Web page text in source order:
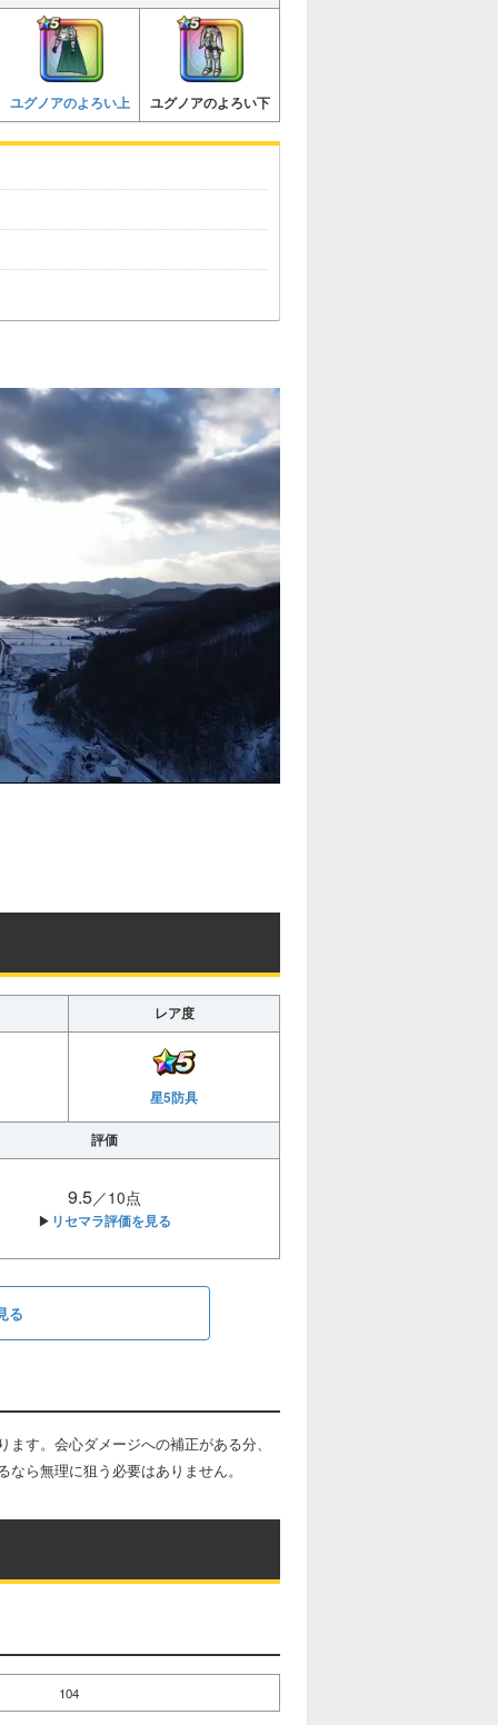
ユグノアのよろい上 ユグノアのよろい下
レア度
星5防具
評価
9.5／10点
▶︎ リセマラ評価を見る
る
す。会心ダメージへの補正がある分、
ら無理に狙う必要はありません。
104